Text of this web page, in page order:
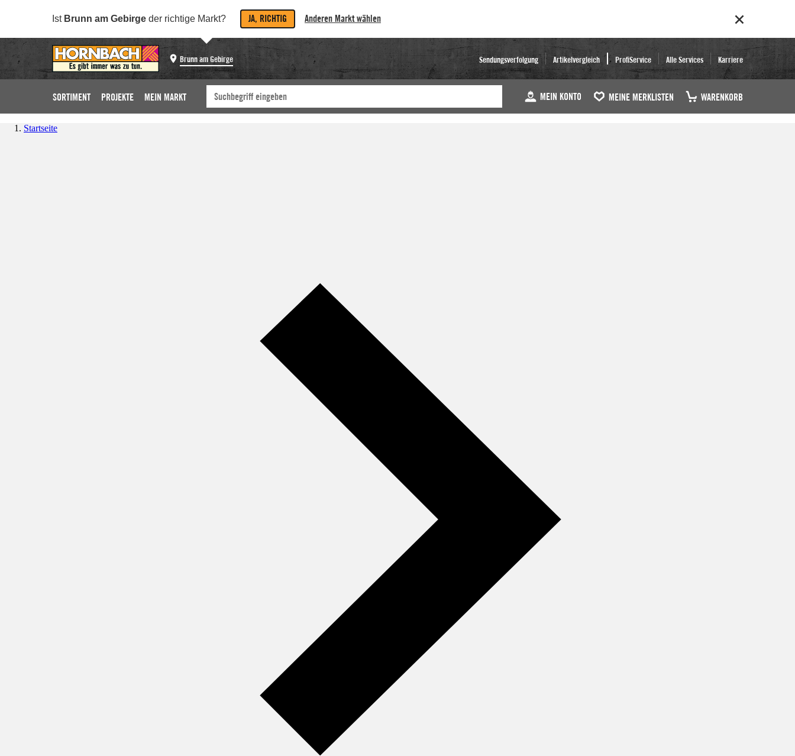
Ist Brunn am Gebirge der richtige Markt? JA, RICHTIG Anderen Markt wählen
Brunn am Gebirge Sendungsverfolgung Artikelvergleich ProfiService Alle Services Karriere
SORTIMENT PROJEKTE MEIN MARKT MEIN KONTO MEINE MERKLISTEN WARENKORB
Startseite